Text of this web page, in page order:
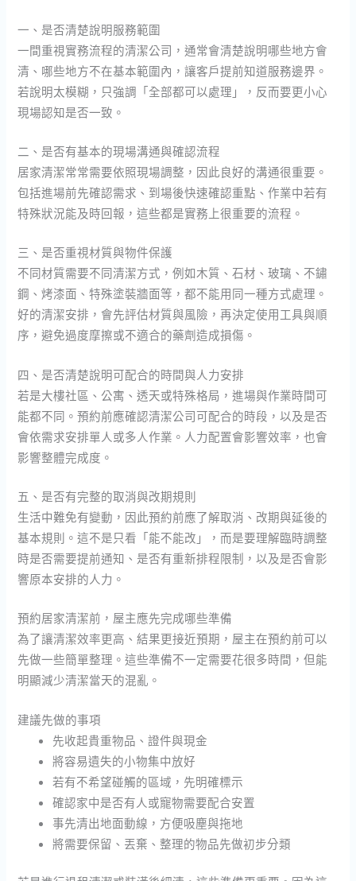
一、是否清楚說明服務範圍
一間重視實務流程的清潔公司，通常會清楚說明哪些地方會
清、哪些地方不在基本範圍內，讓客戶提前知道服務邊界。
若說明太模糊，只強調「全部都可以處理」，反而要更小心
現場認知是否一致。
二、是否有基本的現場溝通與確認流程
居家清潔常常需要依照現場調整，因此良好的溝通很重要。
包括進場前先確認需求、到場後快速確認重點、作業中若有
特殊狀況能及時回報，這些都是實務上很重要的流程。
三、是否重視材質與物件保護
不同材質需要不同清潔方式，例如木質、石材、玻璃、不鏽
鋼、烤漆面、特殊塗裝牆面等，都不能用同一種方式處理。
好的清潔安排，會先評估材質與風險，再決定使用工具與順
序，避免過度摩擦或不適合的藥劑造成損傷。
四、是否清楚說明可配合的時間與人力安排
若是大樓社區、公寓、透天或特殊格局，進場與作業時間可
能都不同。預約前應確認清潔公司可配合的時段，以及是否
會依需求安排單人或多人作業。人力配置會影響效率，也會
影響整體完成度。
五、是否有完整的取消與改期規則
生活中難免有變動，因此預約前應了解取消、改期與延後的
基本規則。這不是只看「能不能改」，而是要理解臨時調整
時是否需要提前通知、是否有重新排程限制，以及是否會影
響原本安排的人力。
預約居家清潔前，屋主應先完成哪些準備
為了讓清潔效率更高、結果更接近預期，屋主在預約前可以
先做一些簡單整理。這些準備不一定需要花很多時間，但能
明顯減少清潔當天的混亂。
建議先做的事項
先收起貴重物品、證件與現金
將容易遺失的小物集中放好
若有不希望碰觸的區域，先明確標示
確認家中是否有人或寵物需要配合安置
事先清出地面動線，方便吸塵與拖地
將需要保留、丟棄、整理的物品先做初步分類